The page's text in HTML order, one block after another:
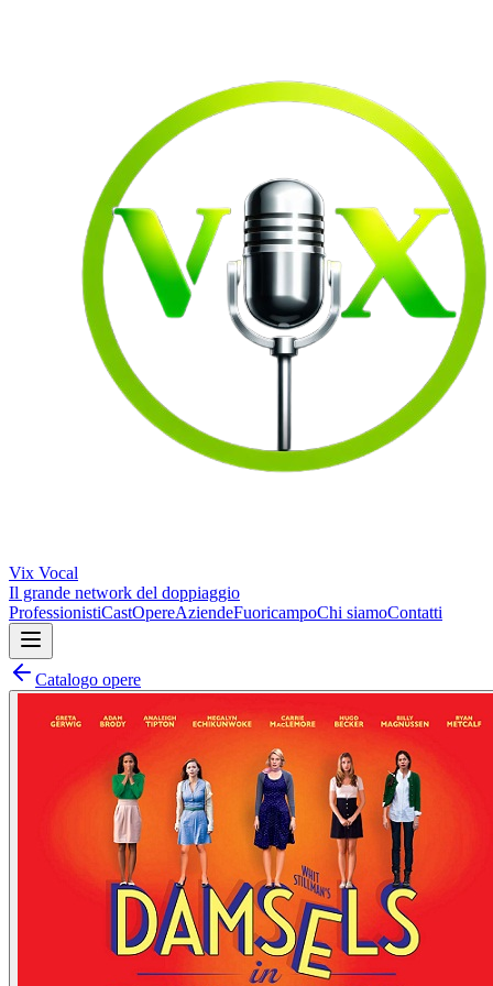
Vix Vocal
Il grande network del doppiaggio
ProfessionistiCastOpereAziendeFuoricampoChi siamoContatti
Catalogo opere